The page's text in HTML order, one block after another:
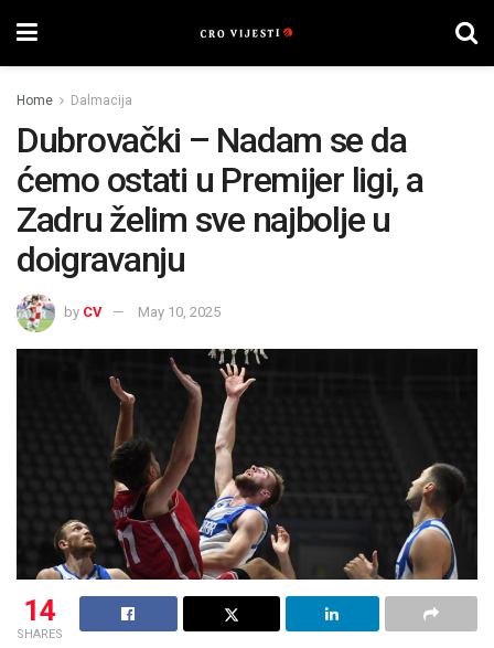
Home Dalmacija
Dubrovački – Nadam se da
ćemo ostati u Premijer ligi, a
Zadru želim sve najbolje u
doigravanju
by CV May 10, 2025
14
SHARES